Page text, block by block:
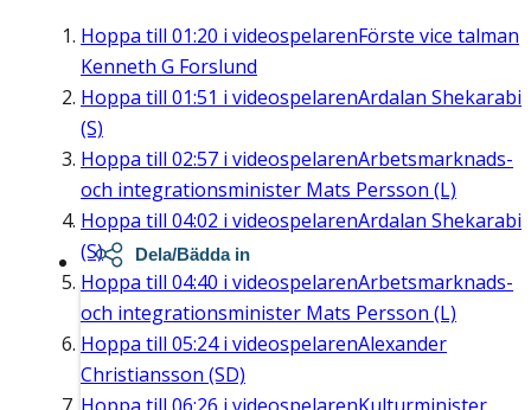
Hoppa till 01:20 i videospelarenFörste vice talman
Kenneth G Forslund
Hoppa till 01:51 i videospelarenArdalan Shekarabi
(S)
Hoppa till 02:57 i videospelarenArbetsmarknads-
och integrationsminister Mats Persson (L)
Hoppa till 04:02 i videospelarenArdalan Shekarabi
(S)
Hoppa till 04:40 i videospelarenArbetsmarknads-
och integrationsminister Mats Persson (L)
Hoppa till 05:24i videospelarenAlexander
Christiansson (SD)
Dela/Bädda in